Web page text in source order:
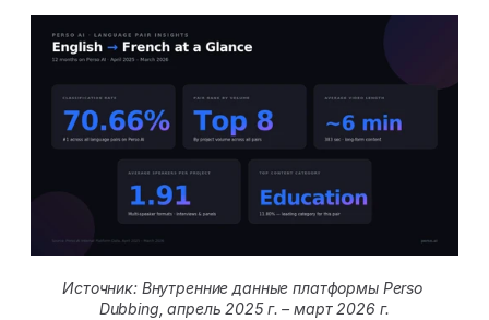
Источник: Внутренние данные платформы Perso
Dubbing, апрель 2025 г. – март 2026 г.